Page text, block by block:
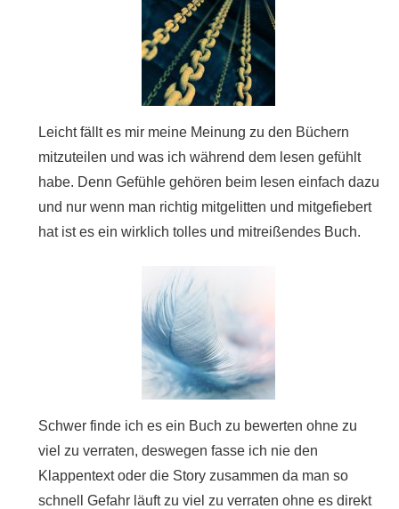
Leicht fällt es mir meine Meinung zu den Büchern
mitzuteilen und was ich während dem lesen gefühlt
habe. Denn Gefühle gehören beim lesen einfach dazu
und nur wenn man richtig mitgelitten und mitgefiebert
hat ist es ein wirklich tolles und mitreißendes Buch.
Schwer finde ich es ein Buch zu bewerten ohne zu
viel zu verraten, deswegen fasse ich nie den
Klappentext oder die Story zusammen da man so
schnell Gefahr läuft zu viel zu verraten ohne es direkt